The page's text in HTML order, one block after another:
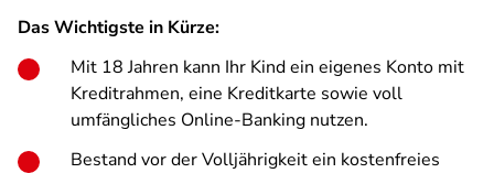
Das Wichtigste in Kürze:
Mit 18 Jahren kann Ihr Kind ein eigenes Konto mit
Kreditrahmen, eine Kreditkarte sowie voll
umfängliches Online-Banking nutzen.
Bestand vor der Volljährigkeit ein kostenfreies